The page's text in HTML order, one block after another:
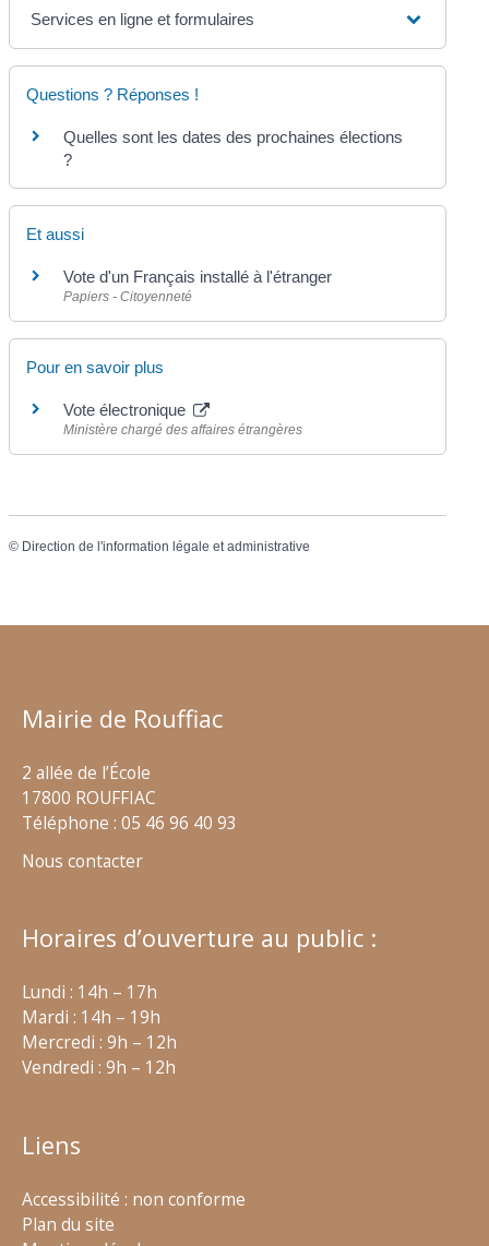
Services en ligne et formulaires
Questions ? Réponses !
Quelles sont les dates des prochaines élections
?
Et aussi
Vote d'un Français installé à l'étranger
Papiers - Citoyenneté
Pour en savoir plus
Vote électronique
Ministère chargé des affaires étrangères
© Direction de l'information légale et administrative
Mairie de Rouffiac
2 allée de l’École
17800 ROUFFIAC
Téléphone : 05 46 96 40 93
Nous contacter
Horaires d’ouverture au public :
Lundi : 14h – 17h
Mardi : 14h – 19h
Mercredi : 9h – 12h
Vendredi : 9h – 12h
Liens
Accessibilité : non conforme
Plan du site